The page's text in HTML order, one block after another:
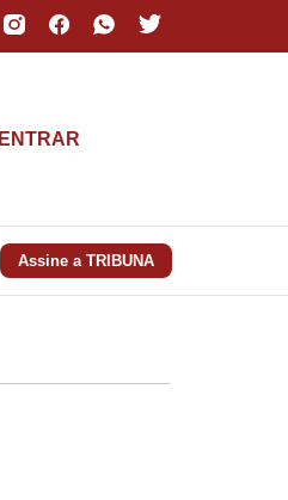
ENTRAR
Assine a TRIBUNA